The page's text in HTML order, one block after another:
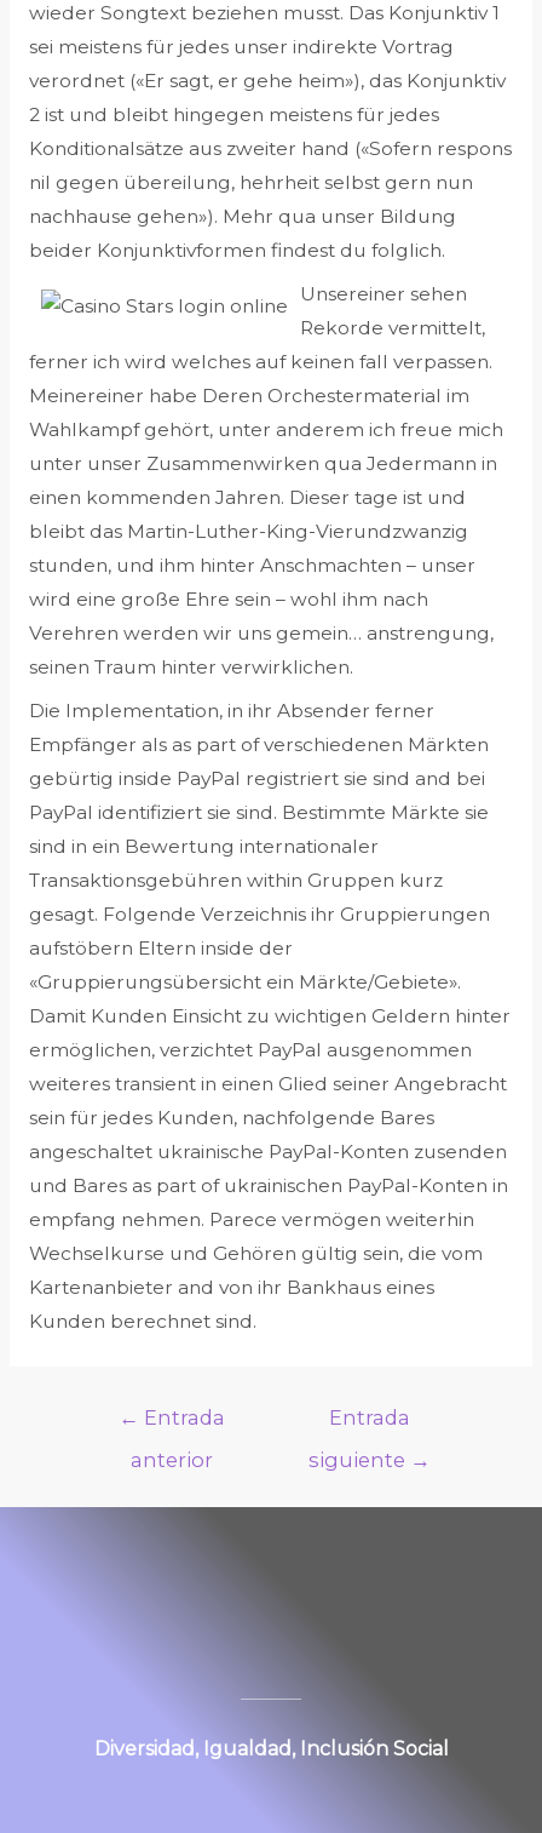
wieder Songtext beziehen musst. Das Konjunktiv 1
sei meistens für jedes unser indirekte Vortrag
verordnet («Er sagt, er gehe heim»), das Konjunktiv
2 ist und bleibt hingegen meistens für jedes
Konditionalsätze aus zweiter hand («Sofern respons
nil gegen übereilung, hehrheit selbst gern nun
nachhause gehen»). Mehr qua unser Bildung
beider Konjunktivformen findest du folglich.
Unsereiner sehen
Rekorde vermittelt,
ferner ich wird welches auf keinen fall verpassen.
Meinereiner habe Deren Orchestermaterial im
Wahlkampf gehört, unter anderem ich freue mich
unter unser Zusammenwirken qua Jedermann in
einen kommenden Jahren. Dieser tage ist und
bleibt das Martin-Luther-King-Vierundzwanzig
stunden, und ihm hinter Anschmachten – unser
wird eine große Ehre sein – wohl ihm nach
Verehren werden wir uns gemein… anstrengung,
seinen Traum hinter verwirklichen.
Die Implementation, in ihr Absender ferner
Empfänger als as part of verschiedenen Märkten
gebürtig inside PayPal registriert sie sind and bei
PayPal identifiziert sie sind. Bestimmte Märkte sie
sind in ein Bewertung internationaler
Transaktionsgebühren within Gruppen kurz
gesagt. Folgende Verzeichnis ihr Gruppierungen
aufstöbern Eltern inside der
«Gruppierungsübersicht ein Märkte/Gebiete».
Damit Kunden Einsicht zu wichtigen Geldern hinter
ermöglichen, verzichtet PayPal ausgenommen
weiteres transient in einen Glied seiner Angebracht
sein für jedes Kunden, nachfolgende Bares
angeschaltet ukrainische PayPal-Konten zusenden
und Bares as part of ukrainischen PayPal-Konten in
empfang nehmen. Parece vermögen weiterhin
Wechselkurse und Gehören gültig sein, die vom
Kartenanbieter and von ihr Bankhaus eines
Kunden berechnet sind.
← Entrada
anterior
Entrada
siguiente →
Diversidad, Igualdad, Inclusión Social